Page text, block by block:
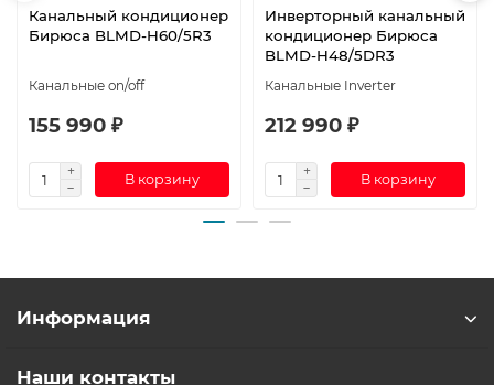
Канальный кондиционер
Бирюса BLMD-H60/5R3
Канальные on/off
155 990 ₽
В корзину
Инверторный канальный
кондиционер Бирюса
BLMD-H48/5DR3
Канальные Inverter
212 990 ₽
В корзину
Информация
Наши контакты